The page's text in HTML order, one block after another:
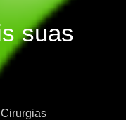
suas
Cirurgias